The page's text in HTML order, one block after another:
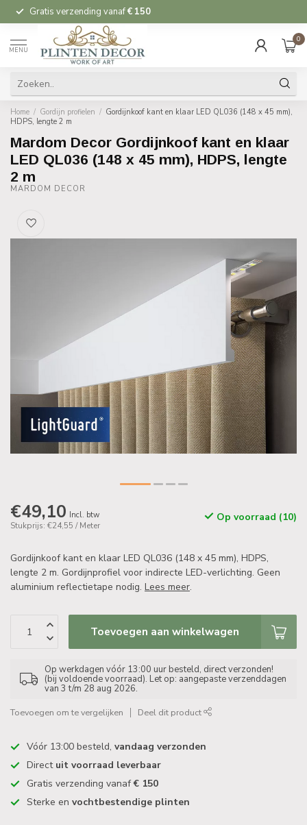
Gratis verzending vanaf€ 150
MENU
0
Home / Gordijn profielen / Gordijnkoof kant en klaar LED QL036 (148 x 45 mm),
HDPS, lengte 2 m
Mardom Decor Gordijnkoof kant en klaar
LED QL036 (148 x 45 mm), HDPS, lengte
2 m
MARDOM DECOR
€49,10 Incl. btw
Stukprijs: €24,55 / Meter
Op voorraad (10)
Gordijnkoof kant en klaar LED QL036 (148 x 45 mm), HDPS,
lengte 2 m. Gordijnprofiel voor indirecte LED-verlichting. Geen
aluminium reflectietape nodig. Lees meer.
Toevoegen aan winkelwagen
Op werkdagen vóór 13:00 uur besteld, direct verzonden!
(bij voldoende voorraad). Let op: aangepaste verzenddagen
van 3 t/m 28 aug 2026.
Toevoegen om te vergelijken Deel dit product
Vóór 13:00 besteld, vandaag verzonden
Direct uit voorraad leverbaar
Gratis verzending vanaf€ 150
Sterke en vochtbestendige plinten